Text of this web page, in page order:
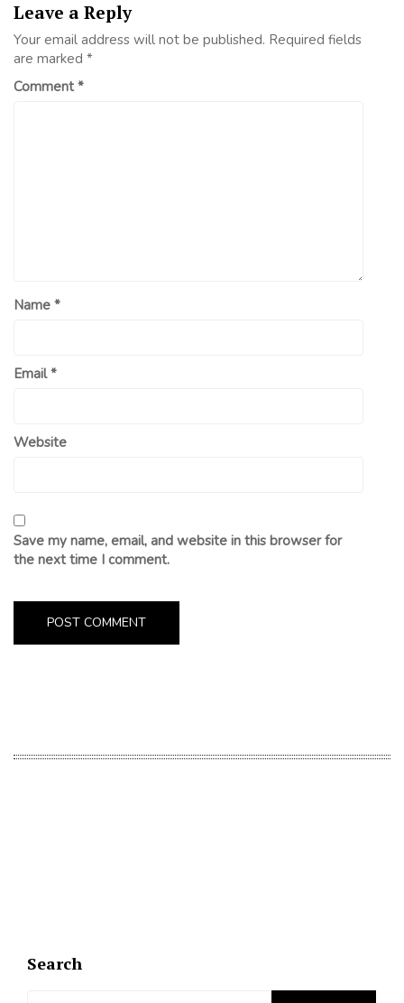
Leave a Reply
Your email address will not be published. Required fields
are marked *
Comment*
Name *
Email*
Website
Save my name, email, and website in this browser for
the next time I comment.
Search